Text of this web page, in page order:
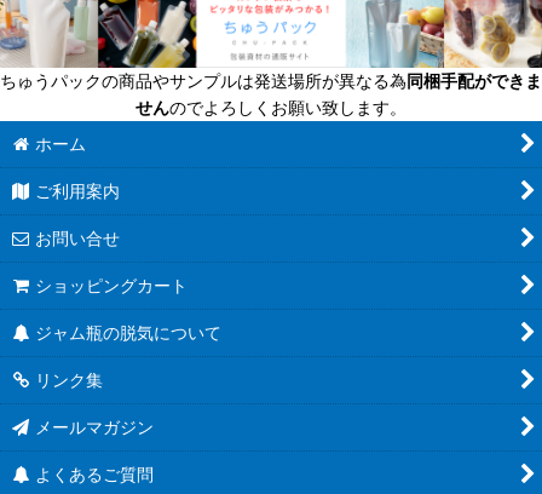
ちゅうパックの商品やサンプルは発送場所が異なる為同梱手配ができま
せんのでよろしくお願い致します。
ホーム
ご利用案内
お問い合せ
ショッピングカート
ジャム瓶の脱気について
リンク集
メールマガジン
よくあるご質問